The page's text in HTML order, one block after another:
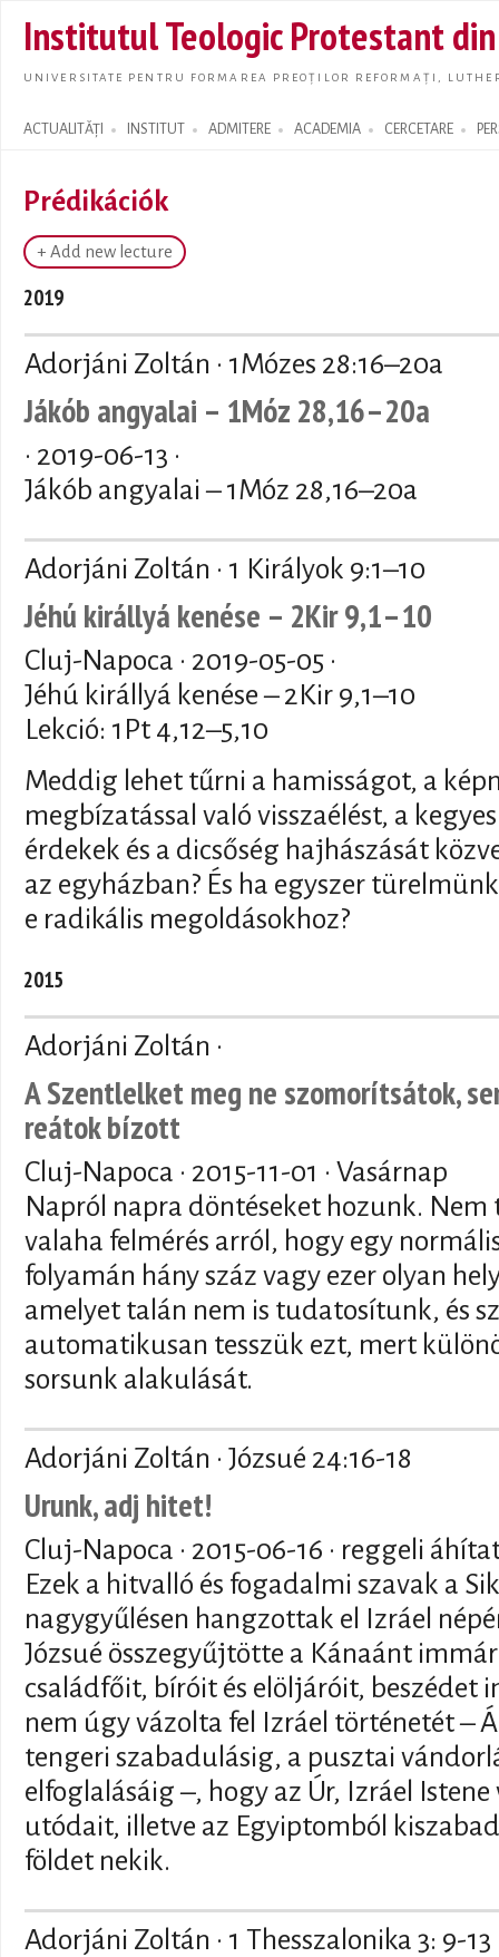
main
Institutul Teologic Protestant
UNIVERSITATE PENTRU FORMAREA PREOȚILOR REFORMAȚI,
ACTUALITĂȚI INSTITUT ADMITERE ACADEMIA CERCETARE
Search form
Prédikációk
+ Add new lecture
2019
Adorjáni Zoltán · 1Mózes 28:16–20a
Jákób angyalai – 1Móz 28,16–20a
· 2019-06-13 ·
Jákób angyalai – 1Móz 28,16–20a
Adorjáni Zoltán · 1 Királyok 9:1–10
Jéhú királlyá kenése – 2Kir 9,1–10
Cluj-Napoca · 2019-05-05 ·
Jéhú királlyá kenése – 2Kir 9,1–10
Lekció: 1Pt 4,12–5,10
Meddig lehet tűrni a hamisságot, a
megbízatással való visszaélést, a
érdekek és a dicsőség hajhászását
az egyházban? És ha egyszer
e radikális megoldásokhoz?
2015
Adorjáni Zoltán ·
A Szentlelket meg ne szomorítsátok,
reátok bízott
Cluj-Napoca · 2015-11-01 · Vasárnap
Napról napra döntéseket hozunk.
valaha felmérés arról, hogy egy
folyamán hány száz vagy ezer olyan
amelyet talán nem is tudatosítunk, és
automatikusan tesszük ezt, mert
sorsunk alakulását.
Adorjáni Zoltán · Józsué 24:16-18
Urunk, adj hitet!
Cluj-Napoca · 2015-06-16 · reggeli
Ezek a hitvalló és fogadalmi szavak a
nagygyűlésen hangzottak el Izráel
Józsué összegyűjtötte a Kánaánt
családfőit, bíróit és elöljáróit, beszédet
nem úgy vázolta fel Izráel történetét –
tengeri szabadulásig, a pusztai
elfoglalásáig –, hogy az Úr, Izráel
utódait, illetve az Egyiptomból
földet nekik.
Adorjáni Zoltán · 1 Thesszalonika 3: 9-13